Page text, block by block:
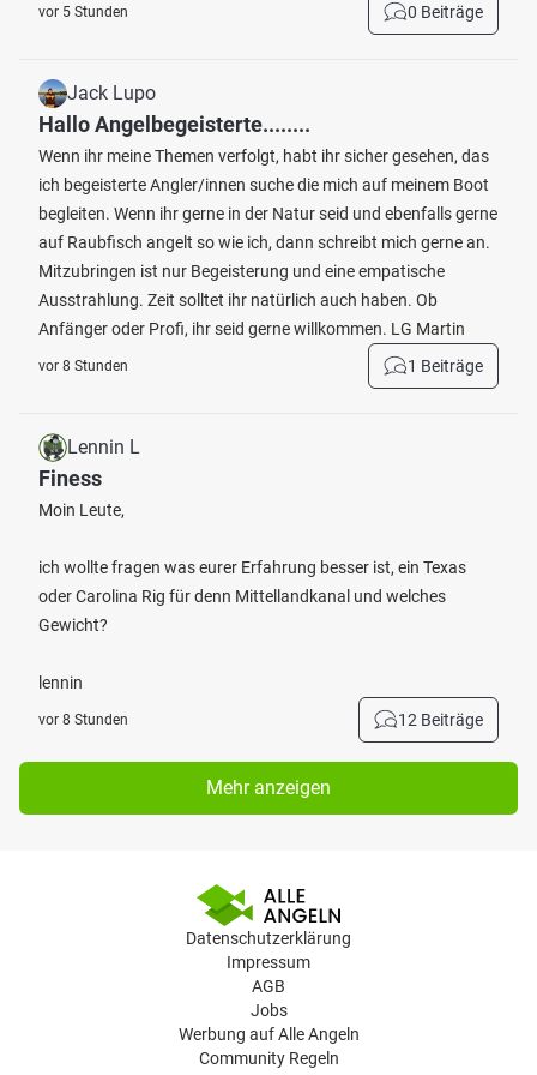
vor 5 Stunden 0 Beiträge
Jack Lupo
Hallo Angelbegeisterte........
Wenn ihr meine Themen verfolgt, habt ihr sicher gesehen, das
ich begeisterte Angler/innen suche die mich auf meinem Boot
begleiten. Wenn ihr gerne in der Natur seid und ebenfalls gerne
auf Raubfisch angelt so wie ich, dann schreibt mich gerne an.
Mitzubringen ist nur Begeisterung und eine empatische
Ausstrahlung. Zeit solltet ihr natürlich auch haben. Ob
Anfänger oder Profi, ihr seid gerne willkommen. LG Martin
vor 8 Stunden 1 Beiträge
Lennin L
Finess
Moin Leute,
ich wollte fragen was eurer Erfahrung besser ist, ein Texas
oder Carolina Rig für denn Mittellandkanal und welches
Gewicht?
lennin
vor 8 Stunden 12 Beiträge
Mehr anzeigen
Datenschutzerklärung
Impressum
AGB
Jobs
Werbung auf Alle Angeln
Community Regeln